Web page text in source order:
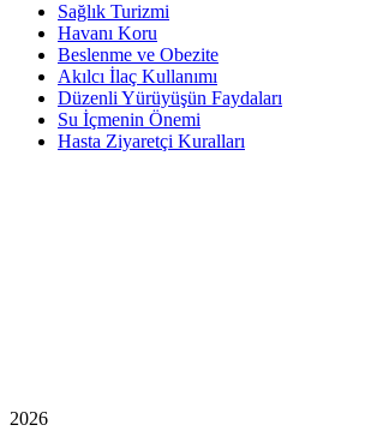
Sağlık Turizmi
Havanı Koru
Beslenme ve Obezite
Akılcı İlaç Kullanımı
Düzenli Yürüyüşün Faydaları
Su İçmenin Önemi
Hasta Ziyaretçi Kuralları
2026